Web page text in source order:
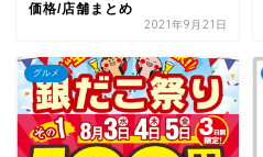
価格/店舗まとめ
2021年9月21日
グルメ